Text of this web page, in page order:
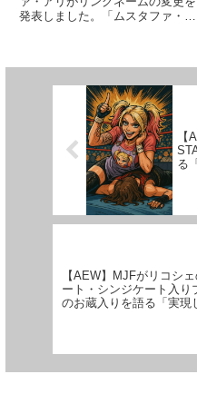
発表しました。「ムスタファ・ア
歳。プッシュを...
る
【AEW】MJFがリコシ
ート・シンジケート入り
のお蔵入りを語る「実現